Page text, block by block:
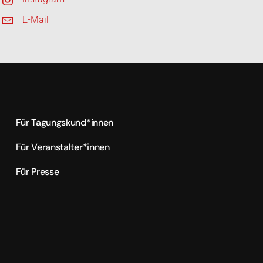
E-Mail
Für Tagungskund*innen
Für Veranstalter*innen
Für Presse